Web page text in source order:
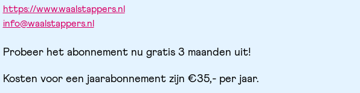
https://www.waalstappers.nl
info@waalstappers.nl
Probeer het abonnement nu gratis 3 maanden uit!
Kosten voor een jaarabonnement zijn €35,- per jaar.